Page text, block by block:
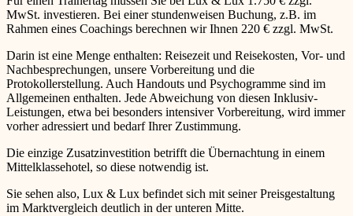
MwSt. investieren. Bei einer stundenweisen Buchung, z.B. im
Rahmen eines Coachings berechnen wir Ihnen 220 € zzgl. MwSt.
Darin ist eine Menge enthalten: Reisezeit und Reisekosten, Vor- und
Nachbesprechungen, unsere Vorbereitung und die
Protokollerstellung. Auch Handouts und Psychogramme sind im
Allgemeinen enthalten. Jede Abweichung von diesen Inklusiv-
Leistungen, etwa bei besonders intensiver Vorbereitung, wird immer
vorher adressiert und bedarf Ihrer Zustimmung.
Die einzige Zusatzinvestition betrifft die Übernachtung in einem
Mittelklassehotel, so diese notwendig ist.
Sie sehen also, Lux & Lux befindet sich mit seiner Preisgestaltung
im Marktvergleich deutlich in der unteren Mitte.